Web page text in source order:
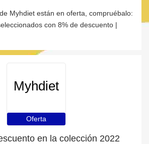
Myhdiet están en oferta, compruébalo:
con 8% de descuento |
Myhdiet
Oferta
en la colección 2022